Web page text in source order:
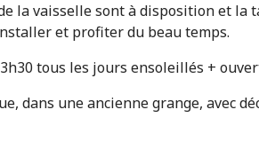
la vaisselle sont à disposition et
et profiter du beau temps.
tous les jours ensoleillés +
dans une ancienne grange, avec